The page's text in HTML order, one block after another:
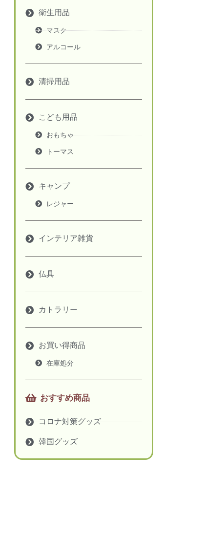
衛生用品
マスク
アルコール
清掃用品
こども用品
おもちゃ
トーマス
キャンプ
レジャー
インテリア雑貨
仏具
カトラリー
お買い得商品
在庫処分
おすすめ商品
コロナ対策グッズ
韓国グッズ